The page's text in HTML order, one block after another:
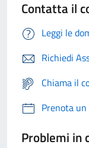
Contatta il
Leggi le
Richiedi
Chiama il
Prenota
Problemi in